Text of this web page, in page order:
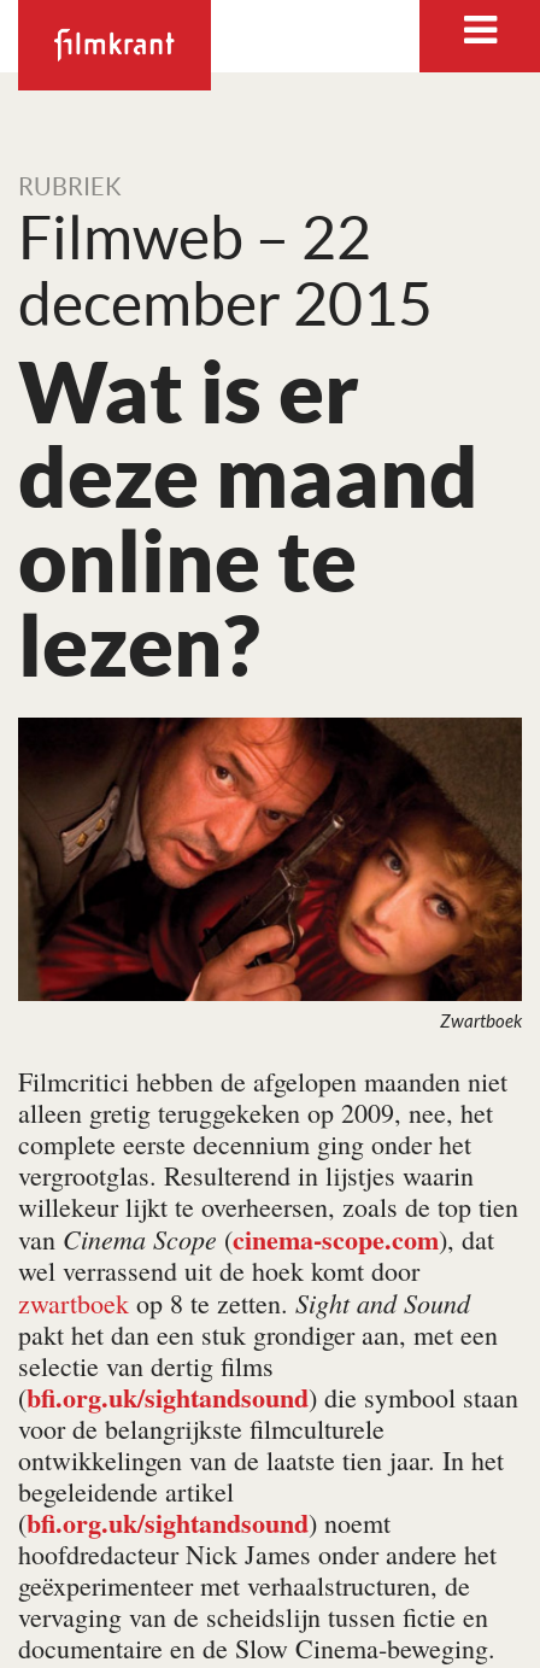
RUBRIEK
Filmweb – 22
december 2015
Wat is er
deze maand
online te
lezen?
Zwartboek
Filmcritici hebben de afgelopen maanden niet
alleen gretig teruggekeken op 2009, nee, het
complete eerste decennium ging onder het
vergrootglas. Resulterend in lijstjes waarin
willekeur lijkt te overheersen, zoals de top tien
van Cinema Scope (cinema-scope.com), dat
wel verrassend uit de hoek komt door
zwartboek op 8 te zetten. Sight and Sound
pakt het dan een stuk grondiger aan, met een
selectie van dertig films
(bfi.org.uk/sightandsound) die symbool staan
voor de belangrijkste filmculturele
ontwikkelingen van de laatste tien jaar. In het
begeleidende artikel
(bfi.org.uk/sightandsound) noemt
hoofdredacteur Nick James onder andere het
geëxperimenteer met verhaalstructuren, de
vervaging van de scheidslijn tussen fictie en
documentaire en de Slow Cinema-beweging.